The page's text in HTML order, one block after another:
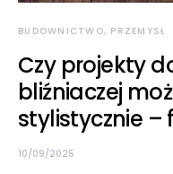
BUDOWNICTWO, PRZEMYSŁ
Czy projekty
bliźniaczej
stylistycznie –
10/09/2025